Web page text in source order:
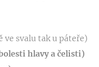
svalu tak u páteře)
hlavy a čelisti)